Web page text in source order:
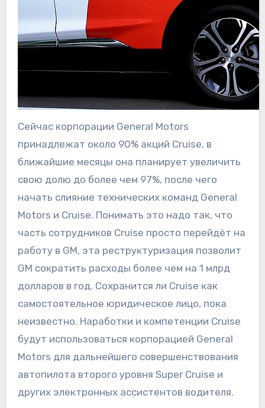
Сейчас корпорации General Motors
принадлежат около 90% акций Cruise, в
ближайшие месяцы она планирует увеличить
свою долю до более чем 97%, после чего
начать слияние технических команд General
Motors и Cruise. Понимать это надо так, что
часть сотрудников Cruise просто перейдёт на
работу в GM, эта реструктуризация позволит
GM сократить расходы более чем на 1 млрд
долларов в год. Сохранится ли Cruise как
самостоятельное юридическое лицо, пока
неизвестно. Наработки и компетенции Cruise
будут использоваться корпорацией General
Motors для дальнейшего совершенствования
автопилота второго уровня Super Cruise и
других электронных ассистентов водителя.